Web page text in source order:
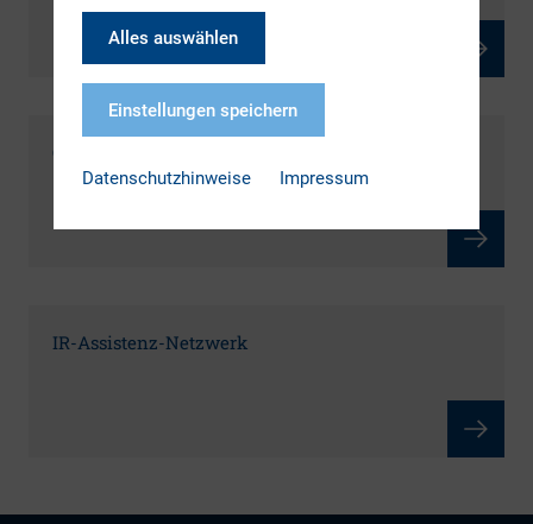
CIRO-Alumni-Netzwerk
IR-Assistenz-Netzwerk
Alles auswählen
Einstellungen speichern
Datenschutzhinweise Impressum